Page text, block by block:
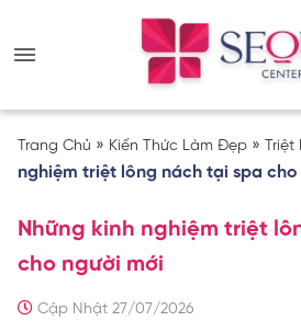
Trang Chủ » Kiến Thức Làm Đẹp » Triệt
nghiệm triệt lông nách tại spa
Những kinh nghiệm triệt
cho người mới
Cập Nhật 27/07/2026